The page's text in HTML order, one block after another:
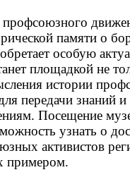
памяти о
особую
площадкой не
истории
передачи знаний
Посещение
узнать о
активистов
примером.